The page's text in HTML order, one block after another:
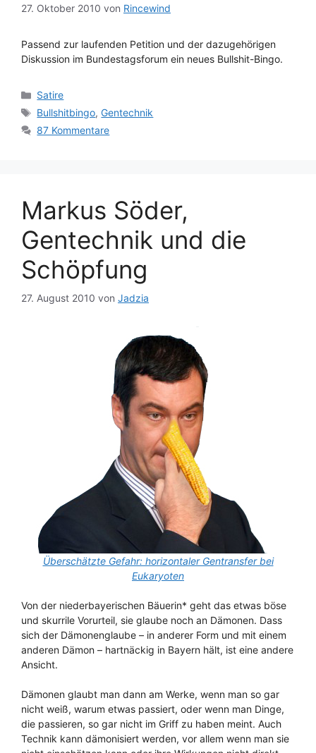
27. Oktober 2010 von Rincewind
Passend zur laufenden Petition und der dazugehörigen
Diskussion im Bundestagsforum ein neues Bullshit-Bingo.
Kategorien
Satire
Schlagwörter
Bullshitbingo,Gentechnik
87 Kommentare
Markus Söder,
Gentechnik und die
Schöpfung
27. August 2010 von Jadzia
Überschätzte Gefahr: horizontaler Gentransfer bei
Eukaryoten
Von der niederbayerischen Bäuerin* geht das etwas böse
und skurrile Vorurteil, sie glaube noch an Dämonen. Dass
sich der Dämonenglaube – in anderer Form und mit einem
anderen Dämon – hartnäckig in Bayern hält, ist eine andere
Ansicht.
Dämonen glaubt man dann am Werke, wenn man so gar
nicht weiß, warum etwas passiert, oder wenn man Dinge,
die passieren, so gar nicht im Griff zu haben meint. Auch
Technik kann dämonisiert werden, vor allem wenn man sie